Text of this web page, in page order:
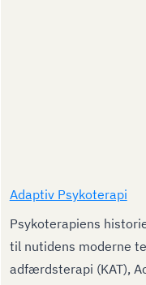
Adaptiv Psykoterapi
Psykoterapiens
til nutidens moderne
adfærdsterapi (KAT),